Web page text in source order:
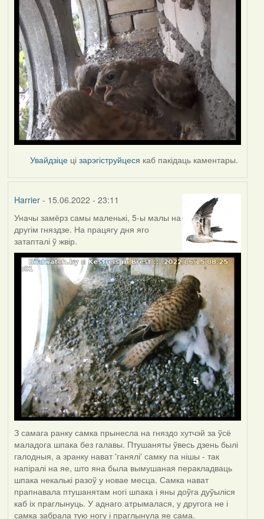
Увайдзіце цізарэгіструйцеся каб пакідаць каментары.
Harrier- 15.06.2022 - 23:11
Уначы замёрз самы маленькі, 5-ы малы на
другім гняздзе. На працягу дня яго
затапталі ў жвір.
З самага ранку самка прынесла на гняздо хутчэй за ўсё
маладога шпака без галавы. Птушаняты ўвесь дзень былі
галодныя, а зранку нават 'ганялі' самку па нішы - так
напіралі на яе, што яна была вымушаная перакладваць
шпака некалькі разоў у новае месца. Самка нават
прапнавала птушанятам ногі шпака і яны доўга дуўыліся
каб іх праглынуць. У аднаго атрымалася, у другога не і
самка забрала тую ногу і праглынула яе сама.